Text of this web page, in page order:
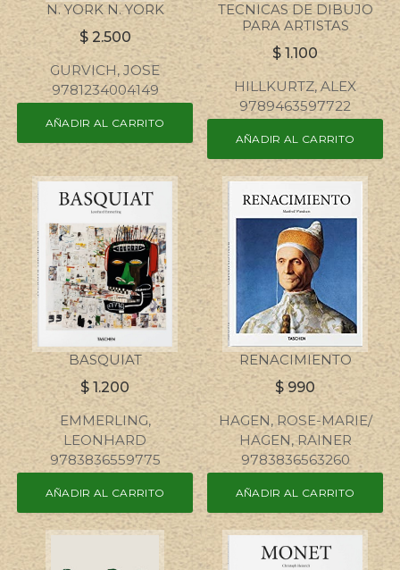
N. YORK N. YORK
$ 2.500
GURVICH, JOSE
9781234004149
AÑADIR AL CARRITO
TECNICAS DE DIBUJO
PARA ARTISTAS
$1.100
HILLKURTZ, ALEX
9789463597722
AÑADIR AL CARRITO
BASQUIAT
$ 1.200
EMMERLING,
LEONHARD
9783836559775
AÑADIR AL CARRITO
RENACIMIENTO
$990
HAGEN, ROSE-MARIE/
HAGEN, RAINER
9783836563260
AÑADIR AL CARRITO